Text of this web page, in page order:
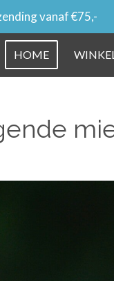
vanaf €75,-
HOME WINKEL